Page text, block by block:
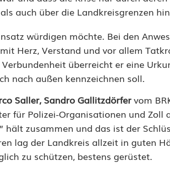
auch über die Landkreisgrenzen
würdigen möchte. Bei den
Herz, Verstand und vor allem
überreicht er eine
nach außen kennzeichnen soll.
Saller, Sandro Gallitzdörfervom
für Polizei-Organisationen und Zoll
hält zusammen und das ist der
lag der Landkreis allzeit in guten
zu schützen, bestens gerüstet.